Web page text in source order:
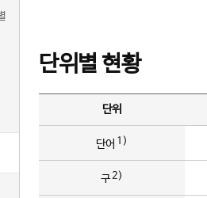
단위별 현황
단위
단어 1)
구2)